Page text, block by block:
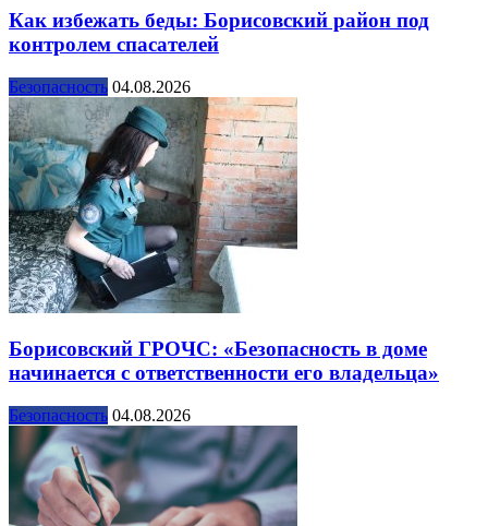
Как избежать беды: Борисовский район под
контролем спасателей
Безопасность 04.08.2026
Борисовский ГРОЧС: «Безопасность в доме
начинается с ответственности его владельца»
Безопасность 04.08.2026